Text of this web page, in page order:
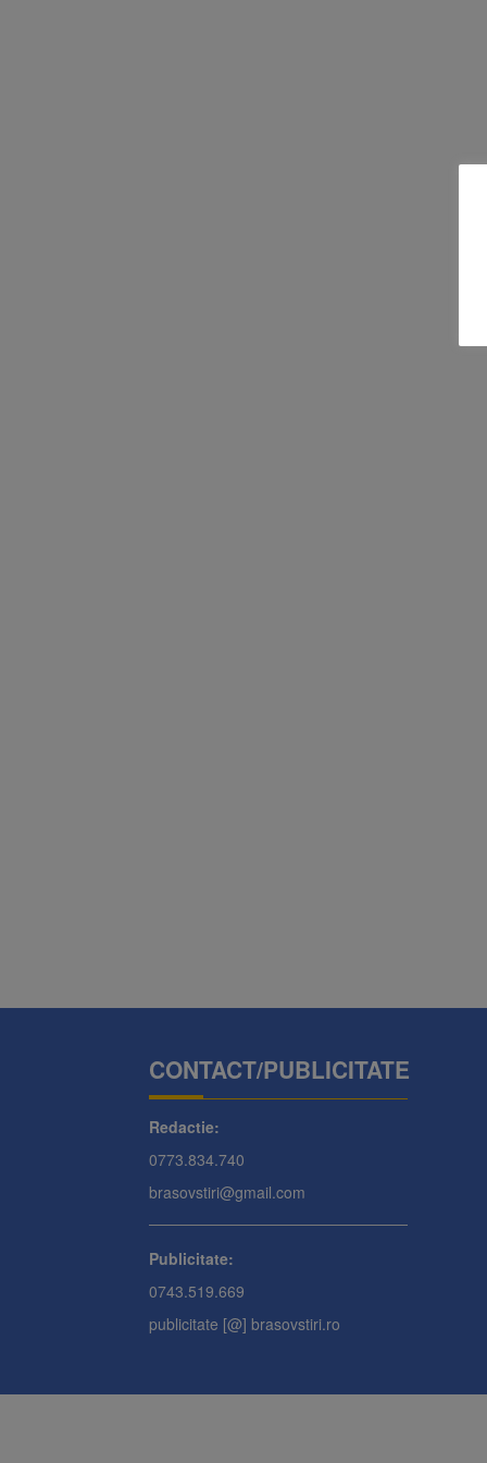
CONTACT/PUBLICITATE
Redactie:
0773.834.740
brasovstiri@gmail.com
Publicitate:
0743.519.669
publicitate [@] brasovstiri.ro